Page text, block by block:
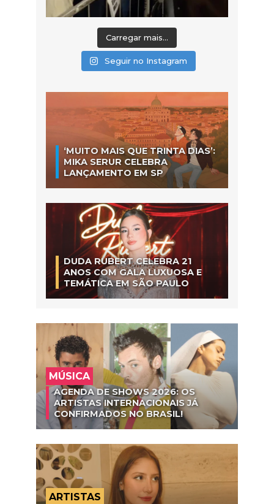
Carregar mais...
Seguir no Instagram
‘MUITO MAIS QUE TRINTA DIAS’:
MIKA SERUR CELEBRA
LANÇAMENTO EM SP
DUDA RUBERT CELEBRA 21
ANOS COM GALA LUXUOSA E
TEMÁTICA EM SÃO PAULO
MÚSICA
AGENDA DE SHOWS 2026: OS
ARTISTAS INTERNACIONAIS JÁ
CONFIRMADOS NO BRASIL!
ARTISTAS